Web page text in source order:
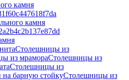
камня
камня
Столешницы из
из мрамораСтолешницы из
Cтолешницы из
барную стойкуСтолешницы из